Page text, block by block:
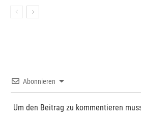
Abonnieren
Um den Beitrag zu kommentieren